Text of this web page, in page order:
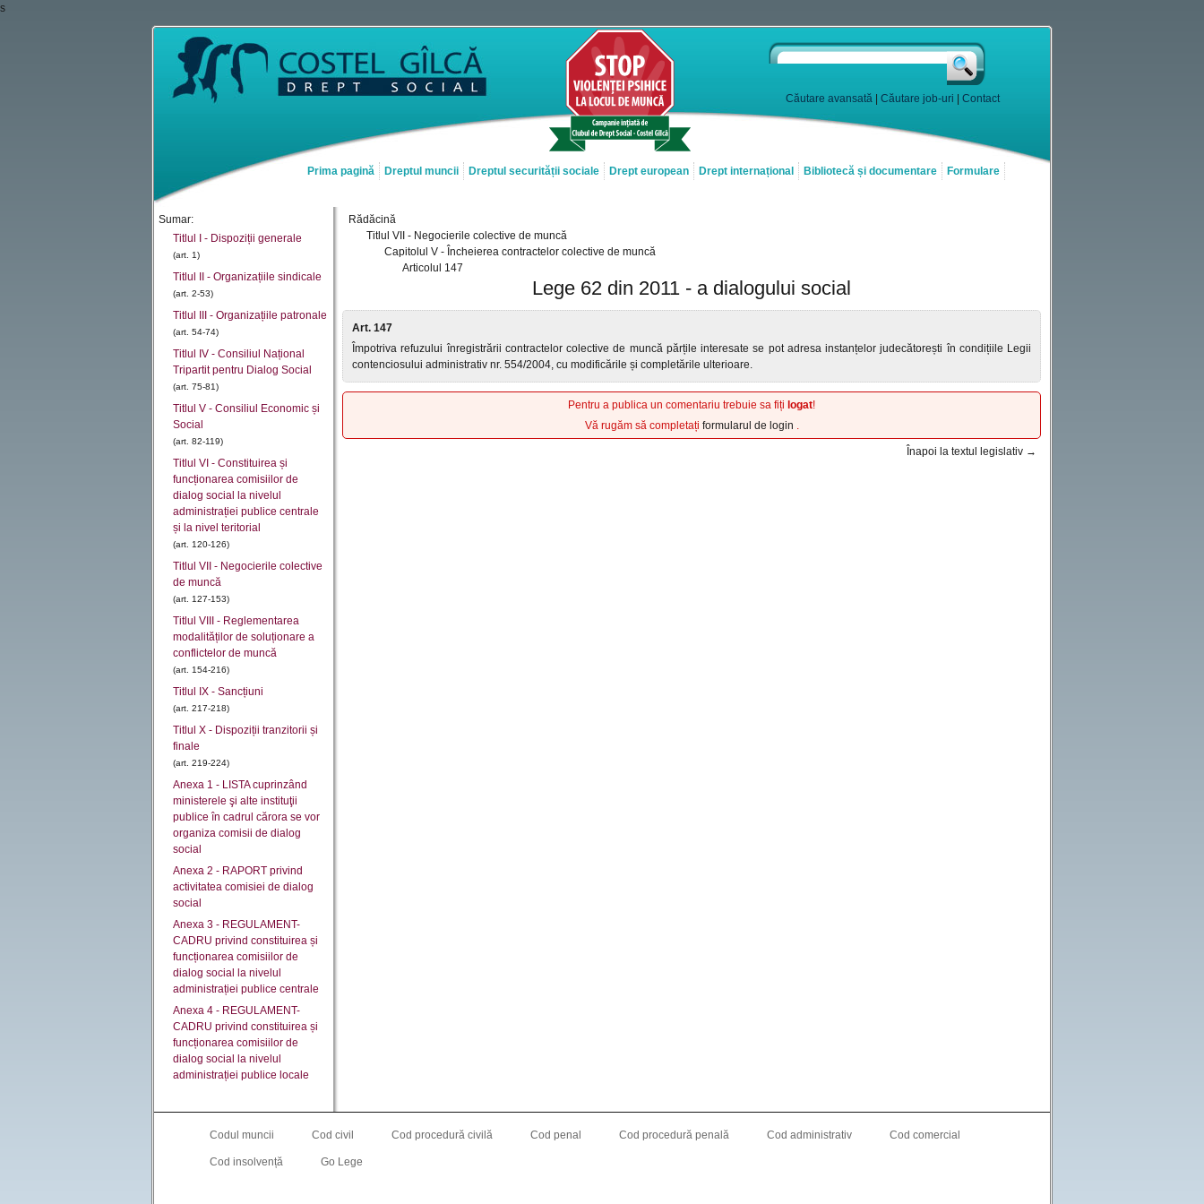
s
Căutare avansată Căutare job-uri Contact
Prima pagină Dreptul muncii Dreptul securității sociale Drept european Drept internațional Bibliotecă și documentare Formulare
Sumar:
Titlul I - Dispoziții generale
(art. 1)
Titlul II - Organizațiile sindicale
(art. 2-53)
Titlul III - Organizațiile patronale
(art. 54-74)
Titlul IV - Consiliul Național
Tripartit pentru Dialog Social
(art. 75-81)
Titlul V - Consiliul Economic și
Social
(art. 82-119)
Titlul VI - Constituirea și
funcționarea comisiilor de
dialog social la nivelul
administrației publice centrale
și la nivel teritorial
(art. 120-126)
Titlul VII - Negocierile colective
de muncă
(art. 127-153)
Titlul VIII - Reglementarea
modalităților de soluționare a
conflictelor de muncă
(art. 154-216)
Titlul IX - Sancțiuni
(art. 217-218)
Titlul X - Dispoziții tranzitorii și
finale
(art. 219-224)
Anexa 1 - LISTA cuprinzând
ministerele şi alte instituţii
publice în cadrul cărora se vor
organiza comisii de dialog
social
Anexa 2 - RAPORT privind
activitatea comisiei de dialog
social
Anexa 3 - REGULAMENT-
CADRU privind constituirea și
funcționarea comisiilor de
dialog social la nivelul
administrației publice centrale
Anexa 4 - REGULAMENT-
CADRU privind constituirea și
funcționarea comisiilor de
dialog social la nivelul
administrației publice locale
Rădăcină
Titlul VII - Negocierile colective de muncă
Capitolul V - Încheierea contractelor colective de muncă
Articolul 147
Lege 62 din 2011 - a dialogului social
Art. 147
Împotriva refuzului înregistrării contractelor colective de muncă părțile interesate se pot adresa instanțelor judecătorești în condițiile Legii
contenciosului administrativ nr. 554/2004, cu modificările și completările ulterioare.
Pentru a publica un comentariu trebuie sa fiți logat!
Vă rugăm să completați formularul de login .
Înapoi la textul legislativ →
Codul muncii Cod civil Cod procedură civilă Cod penal Cod procedură penală Cod administrativ Cod comercial
Cod insolvență Go Lege